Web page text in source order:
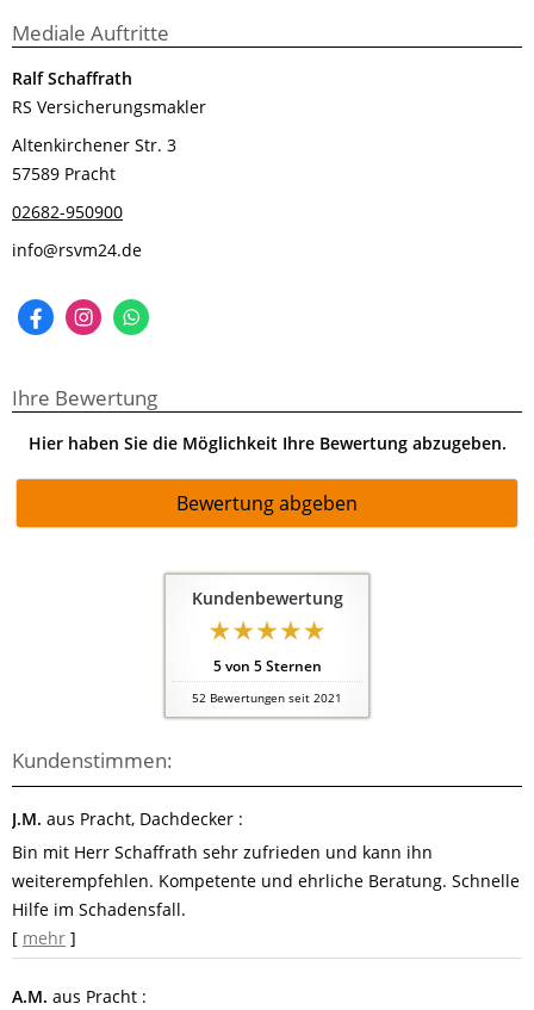
Mediale Auftritte
Ralf Schaffrath
RS Versicherungsmakler
Altenkirchener Str. 3
57589 Pracht
02682-950900
info@rsvm24.de
Ihre Bewertung
Hier haben Sie die Möglichkeit Ihre Bewertung abzugeben.
Bewertung abgeben
Kundenbewertung
5von 5Sternen
52 Bewertungen seit 2021
Kundenstimmen:
J.M. aus Pracht, Dachdecker :
Bin mit Herr Schaffrath sehr zufrieden und kann ihn
weiterempfehlen. Kompetente und ehrliche Beratung. Schnelle
Hilfe im Schadensfall.
[ mehr ]
A.M. aus Pracht :